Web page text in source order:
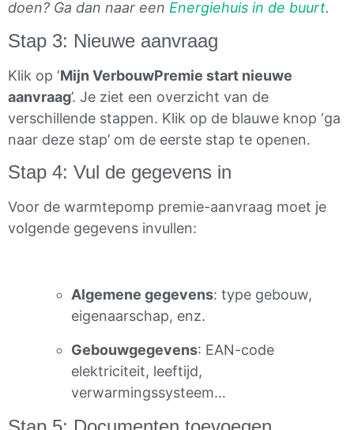
doen? Ga dan naar een Energiehuis in de buurt.
Stap 3: Nieuwe aanvraag
Klik op ‘Mijn VerbouwPremie start nieuwe
aanvraag’. Je ziet een overzicht van de
verschillende stappen. Klik op de blauwe knop ‘ga
naar deze stap’ om de eerste stap te openen.
Stap 4: Vul de gegevens in
Voor de warmtepomp premie-aanvraag moet je
volgende gegevens invullen:
Algemene gegevens: type gebouw,
eigenaarschap, enz.
Gebouwgegevens: EAN-code
elektriciteit, leeftijd,
verwarmingssysteem…